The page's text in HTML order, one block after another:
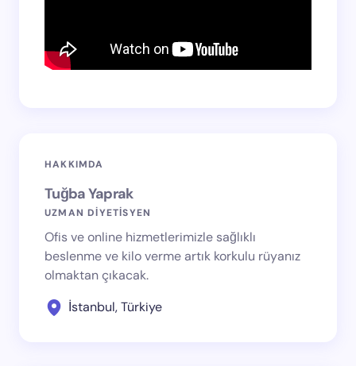
HAKKIMDA
Tuğba Yaprak
UZMAN DİYETİSYEN
Ofis ve online hizmetlerimizle sağlıklı
beslenme ve kilo verme artık korkulu rüyanız
olmaktan çıkacak.
İstanbul, Türkiye